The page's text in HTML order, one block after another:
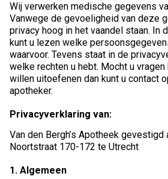
Wij verwerken medische gegevens
Vanwege de gevoeligheid van deze
privacy hoog in het vaandel staan. In
kunt u lezen welke
waarvoor. Tevens staat in de
welke rechten u hebt. Mocht u
willen uitoefenen dan kunt u contact
apotheker.
Privacyverklaring van:
Van den Bergh’s Apotheek gevestigd
Noortstraat 170-172 te Utrecht
1. Algemeen